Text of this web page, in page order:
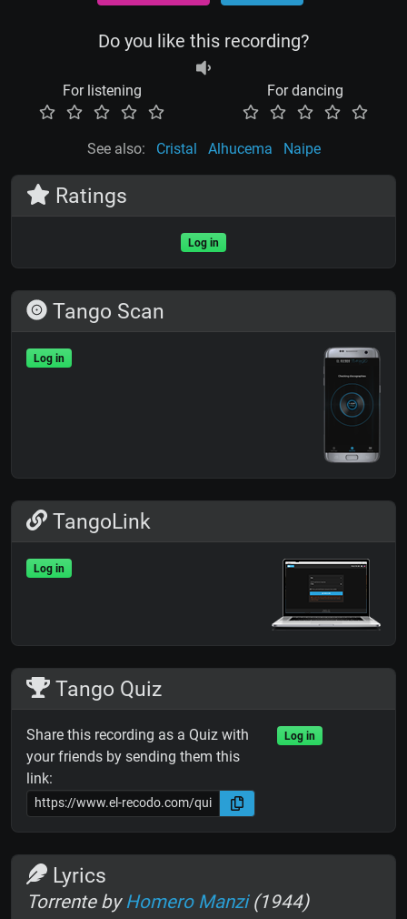
Do you like this recording?
For listening For dancing
See also: Cristal Alhucema Naipe
Ratings
Log in
Tango Scan
Log in
TangoLink
Log in
Tango Quiz
Share this recording as a Quiz with
your friends by sending them this
link:
Log in
Lyrics
Torrente by Homero Manzi(1944)